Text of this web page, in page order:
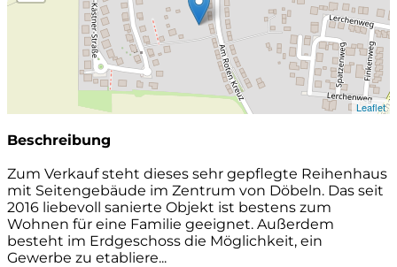
Leaflet
Beschreibung
Zum Verkauf steht dieses sehr gepflegte Reihenhaus
mit Seitengebäude im Zentrum von Döbeln. Das seit
2016 liebevoll sanierte Objekt ist bestens zum
Wohnen für eine Familie geeignet. Außerdem
besteht im Erdgeschoss die Möglichkeit, ein
Gewerbe zu etabliere...